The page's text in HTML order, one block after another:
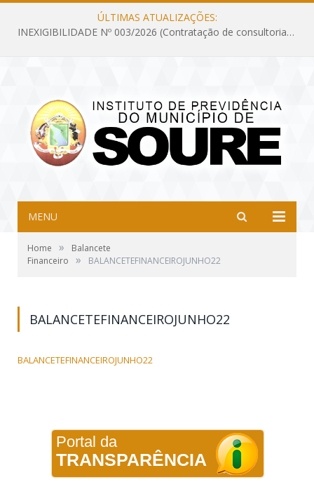
ÚLTIMAS ATUALIZAÇÕES:
INEXIGIBILIDADE Nº 003/2026 (Contratação de consultoria previdenciária com finalidade de obtenção do CRP, confecção dos demonstrativos previdenciários DAIR, DIPR e DPIN, preparar e alimentar o CADPREV, em atendimento às demandas do Instituto de Previdência dos Servidores do Município de Soure – IPSMS, por um período de 10 (dez) meses)
MENU
Home »
Balancete
Financeiro
» BALANCETEFINANCEIROJUNHO22
BALANCETEFINANCEIROJUNHO22
BALANCETEFINANCEIROJUNHO22
Portal da
TRANSPARÊNCIA